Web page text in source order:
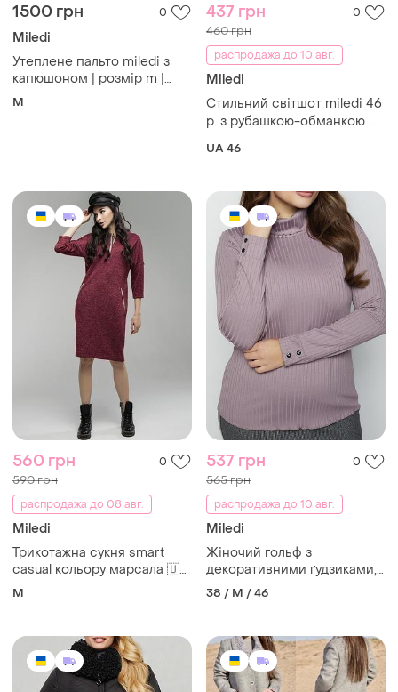
1500 грн 0
Miledi
Утеплене пальто miledi з
капюшоном | розмір m |
комбінований дизайн
M
437 грн 0
460 грн
распродажа до 10 авг.
Miledi
Стильний світшот miledi 46
р. з рубашкою-обманкою ❤️
трендові розрізи
UA 46
560 грн 0
590 грн
распродажа до 08 авг.
Miledi
Трикотажна сукня smart
casual кольору марсала 🇺🇦
| m | стильна та комфортна
M
537 грн 0
565 грн
распродажа до 10 авг.
Miledi
Жіночий гольф з
декоративними ґудзиками,
лаванда, розмір 46
38 / M / 46